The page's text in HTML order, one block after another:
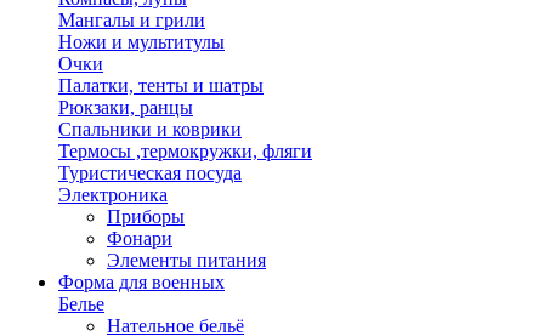
Мангалы и грили
Ножи и мультитулы
Очки
Палатки, тенты и шатры
Рюкзаки, ранцы
Спальники и коврики
Термосы ,термокружки, фляги
Туристическая посуда
Электроника
Приборы
Фонари
Элементы питания
Форма для военных
Белье
Нательное бельё